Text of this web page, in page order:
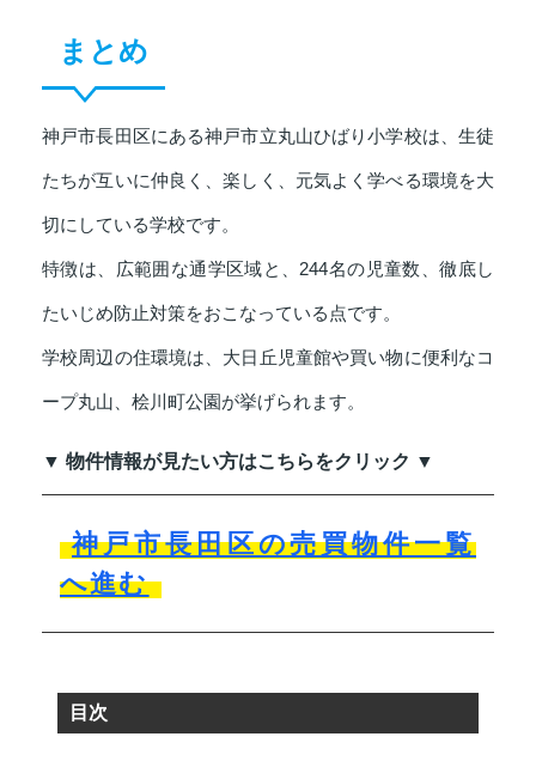
まとめ
神戸市長田区にある神戸市立丸山ひばり小学校は、生徒
たちが互いに仲良く、楽しく、元気よく学べる環境を大
切にしている学校です。
特徴は、広範囲な通学区域と、244名の児童数、徹底し
たいじめ防止対策をおこなっている点です。
学校周辺の住環境は、大日丘児童館や買い物に便利なコ
ープ丸山、桧川町公園が挙げられます。
▼ 物件情報が見たい方はこちらをクリック ▼
神戸市長田区の売買物件一覧
へ進む
目次